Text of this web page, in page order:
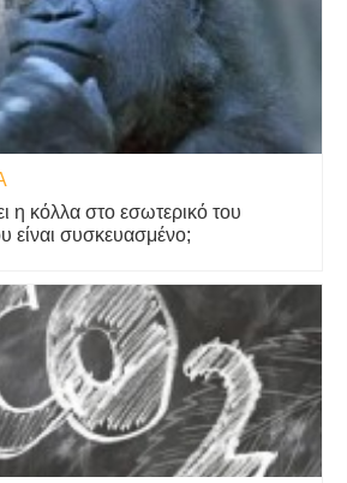
η κόλλα στο εσωτερικό του
είναι συσκευασμένο;